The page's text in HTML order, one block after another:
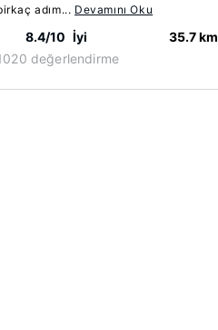
adım... Devamını Oku
8.4/10 İyi
değerlendirme
35.7 km